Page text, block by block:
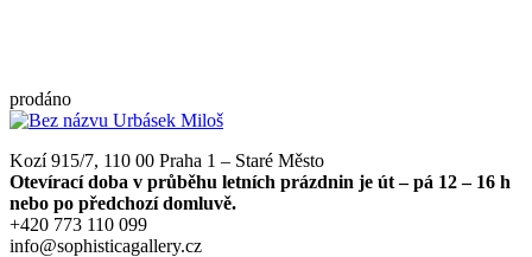
prodáno
Kozí 915/7, 110 00 Praha 1 – Staré Město
Otevírací doba v průběhu letních prázdnin je út – pá 12 – 16 h
nebo po předchozí domluvě.
+420 773 110 099
info@sophisticagallery.cz